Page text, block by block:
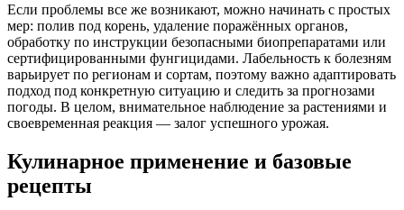
Если проблемы все же возникают, можно начинать с простых
мер: полив под корень, удаление поражённых органов,
обработку по инструкции безопасными биопрепаратами или
сертифицированными фунгицидами. Лабельность к болезням
варьирует по регионам и сортам, поэтому важно адаптировать
подход под конкретную ситуацию и следить за прогнозами
погоды. В целом, внимательное наблюдение за растениями и
своевременная реакция — залог успешного урожая.
Кулинарное применение и базовые
рецепты